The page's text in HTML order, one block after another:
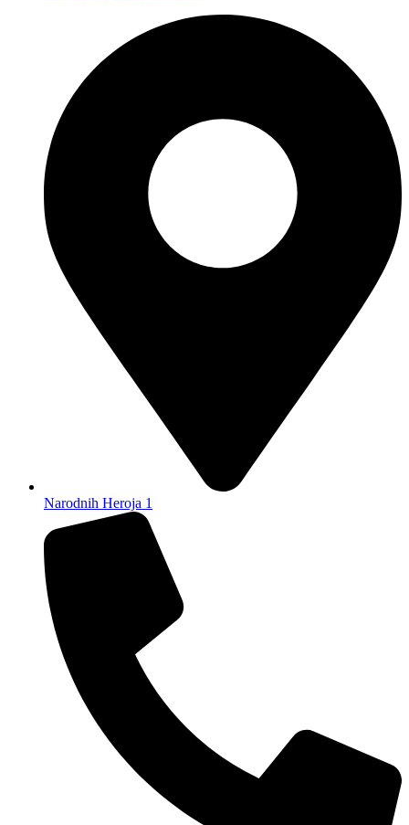
Narodnih Heroja 1